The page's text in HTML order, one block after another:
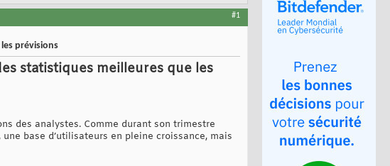
#1
prévisions
statistiques meilleures que les
des analystes. Comme durant son trimestre
base d’utilisateurs en pleine croissance, mais